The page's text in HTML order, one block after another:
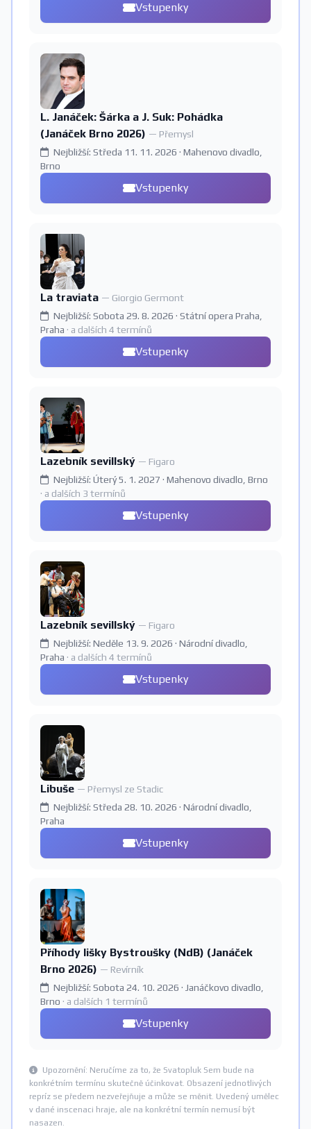
Vstupenky
L. Janáček: Šárka a J. Suk: Pohádka
(Janáček Brno 2026) — Přemysl
Nejbližší: Středa 11. 11. 2026 · Mahenovo divadlo,
Brno
Vstupenky
La traviata — Giorgio Germont
Nejbližší: Sobota 29. 8. 2026 · Státní opera Praha,
Praha · a dalších 4 termínů
Vstupenky
Lazebník sevillský — Figaro
Nejbližší: Úterý 5. 1. 2027 · Mahenovo divadlo, Brno
· a dalších 3 termínů
Vstupenky
Lazebník sevillský — Figaro
Nejbližší: Neděle 13. 9. 2026 · Národní divadlo,
Praha · a dalších 4 termínů
Vstupenky
Libuše — Přemysl ze Stadic
Nejbližší: Středa 28. 10. 2026 · Národní divadlo,
Praha
Vstupenky
Příhody lišky Bystroušky (NdB) (Janáček
Brno 2026) — Revírník
Nejbližší: Sobota 24. 10. 2026 · Janáčkovo divadlo,
Brno · a dalších 1 termínů
Vstupenky
Upozornění: Neručíme za to, že Svatopluk Sem bude na
konkrétním termínu skutečně účinkovat. Obsazení jednotlivých
repríz se předem nezveřejňuje a může se měnit. Uvedený umělec
v dané inscenaci hraje, ale na konkrétní termín nemusí být
nasazen.